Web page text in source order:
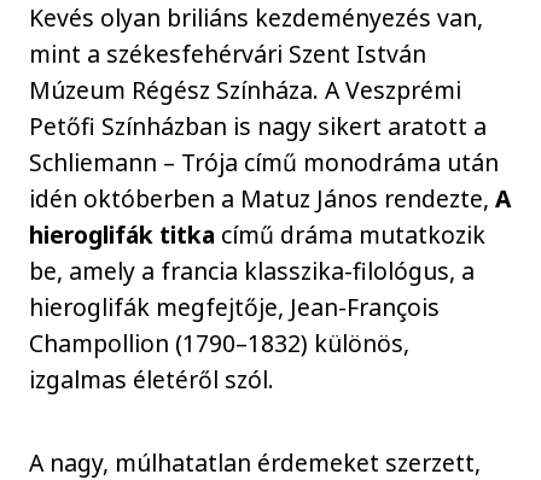
Kevés olyan briliáns kezdeményezés van,
mint a székesfehérvári Szent István
Múzeum Régész Színháza. A Veszprémi
Petőfi Színházban is nagy sikert aratott a
Schliemann – Trója című monodráma után
idén októberben a Matuz János rendezte,A
hieroglifák titka című dráma mutatkozik
be, amely a francia klasszika-filológus, a
hieroglifák megfejtője, Jean-François
Champollion (1790–1832) különös,
izgalmas életéről szól.
A nagy, múlhatatlan érdemeket szerzett,